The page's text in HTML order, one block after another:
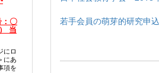
若手会員の萌芽的研究申
〇
当
にロ
にあ
項を